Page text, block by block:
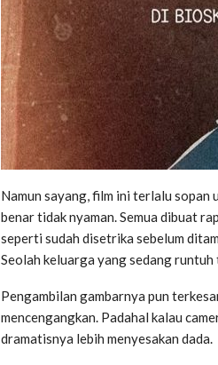
Namun sayang, film ini terlalu
benar tidak nyaman. Semua dibuat
seperti sudah disetrika sebelum
Seolah keluarga yang sedang
Pengambilan gambarnya pun
mencengangkan. Padahal kalau
dramatisnya lebih menyesakan dada.